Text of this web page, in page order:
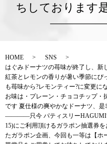
ちしております
HOME
SNS
はぐみドーナツの苺味が終了し、
紅茶とレモンの香りが暑い季節にぴ
も苺味から?レモンティー?に変更に
お味は・プレーン・チョコチップ・
です 夏仕様の爽やかなドーナツ
————只今 パティスリーHAGUMI
15)にご利用頂けるガラポン抽選券
たガラポン企画、今回も一等は【